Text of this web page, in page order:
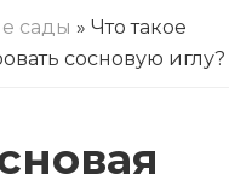
сады » Что такое
сосновую иглу?